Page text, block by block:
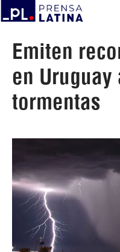
Emiten
en
tormentas